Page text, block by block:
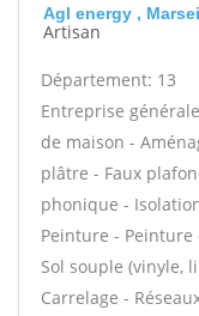
Agl energy ,
Artisan
Département: 13
Entreprise
de maison -
plâtre - Faux
phonique -
Peinture -
Sol souple (vinyle,
Carrelage -